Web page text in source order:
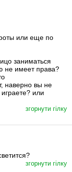
или еще по
заниматься
не имеет права?
наверно вы не
или
згорнути гілку
згорнути гілку